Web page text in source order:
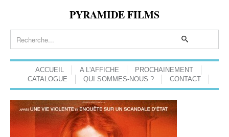
PYRAMIDE FILMS
ACCUEIL A L'AFFICHE
PROCHAINEMENT
CATALOGUE
QUI SOMMES-NOUS ? CONTACT